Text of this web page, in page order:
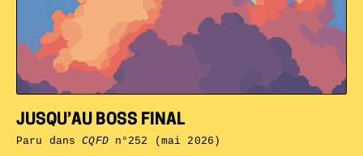
JUSQU’AU BOSS FINAL
Paru dansCQFDn°252 (mai 2026)